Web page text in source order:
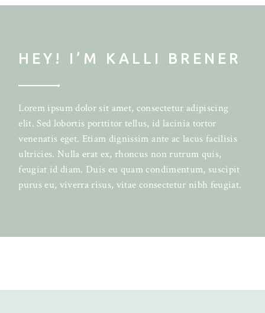
HEY! I’M KALLI BRENER
Lorem ipsum dolor sit amet, consectetur adipiscing
elit. Sed lobortis porttitor tellus, id lacinia tortor
venenatis eget. Etiam dignissim ante ac lacus facilisis
ultricies. Nulla erat ex, rhoncus non rutrum quis,
feugiat id diam. Duis eu quam condimentum, suscipit
purus eu, viverra risus, vitae consectetur nibh feugiat.